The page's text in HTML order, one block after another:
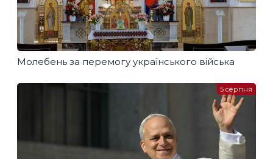
Молебень за перемогу українського війська
5 серпня